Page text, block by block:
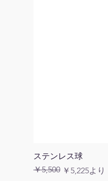
ステンレス球
通常価格
￥5,500 ￥5,225より
セール価格